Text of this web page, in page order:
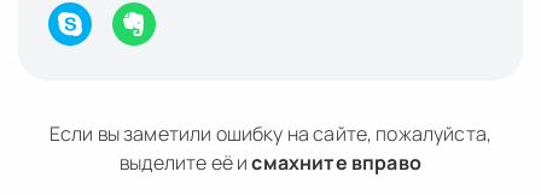
Если вы заметили ошибку на сайте, пожалуйста,
выделите её исмахните вправо